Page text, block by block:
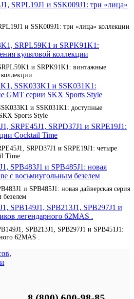
и SSK009J1: три «лица» коллекции
и SRPK91K1: винтажные
и SSK031K1: доступные
Sports Style
SRPD37J1 и SRPE19J1: четыре
Time
и SPB485J1: новая дайверская серия
безелем
SPB213J1, SPB297J1 и SPB451J1:
62MAS .